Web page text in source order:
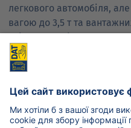
легкового автомобіля,
вагою до 3,5 т та
звіт входить і повний
комплектації, що
може бути актуальним для
працюють із партіями